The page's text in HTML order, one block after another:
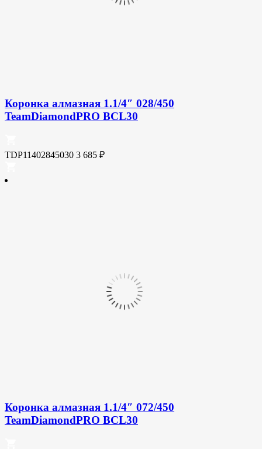
Коронка алмазная 1.1/4″ 028/450
TeamDiamondPRO BCL30
TDP11402845030 3 685 ₽
Коронка алмазная 1.1/4″ 072/450
TeamDiamondPRO BCL30